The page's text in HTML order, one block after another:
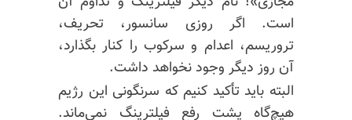
است. اگر روزی سانسور، تحریف،
تروریسم، اعدام و سرکوب را کنار بگذارد،
آن روز دیگر وجود نخواهد داشت.
البته باید تأکید کنیم که سرنگونی این رژیم
هیچ‌گاه پشت رفع فیلترینگ نمی‌ماند.